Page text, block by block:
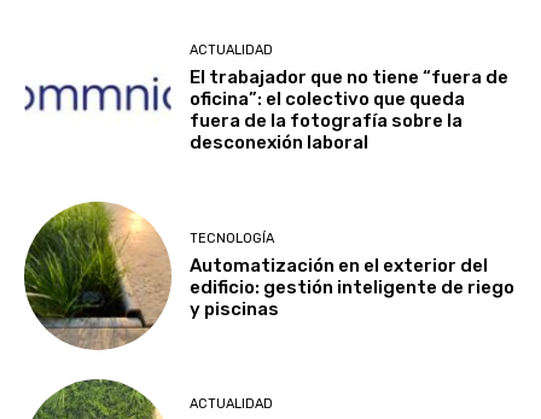
ACTUALIDAD
El trabajador que no tiene “fuera de
oficina”: el colectivo que queda
fuera de la fotografía sobre la
desconexión laboral
TECNOLOGÍA
Automatización en el exterior del
edificio: gestión inteligente de riego
y piscinas
ACTUALIDAD